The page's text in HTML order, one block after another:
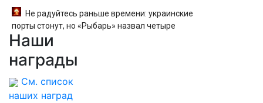
Не радуйтесь раньше времени: украинские
порты стонут, но «Рыбарь» назвал четыре
причины, почему угроза для России жива
Наши
награды
См. список
наших наград